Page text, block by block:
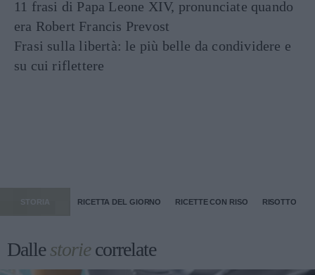
11 frasi di Papa Leone XIV, pronunciate quando
era Robert Francis Prevost
Frasi sulla libertà: le più belle da condividere e
su cui riflettere
STORIA RICETTA DEL GIORNO RICETTE CON RISO RISOTTO
Dallestoriecorrelate